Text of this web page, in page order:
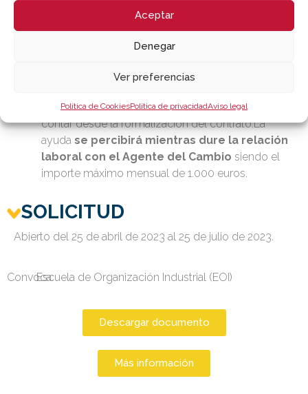
Aceptar
Denegar
Ver preferencias
Política de CookiesPolítica de privacidadAviso legal
recibirá un“Bono Agente del Cambio”
, que tendrá que consumir en la
durante un máximo de 20 meses consecutivos a
contar desde la formalización del contrato.La
ayuda se percibirá mientras dure la relación
laboral con el Agente del Cambio siendo el
importe máximo mensual de 1.000 euros.
SOLICITUD
Abierto del 25 de abril de 2023 al 25 de julio de 2023.
Convoca:Escuela de Organización Industrial (EOI)
Descargar documento
Más información